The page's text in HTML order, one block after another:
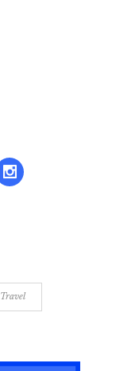
Travel